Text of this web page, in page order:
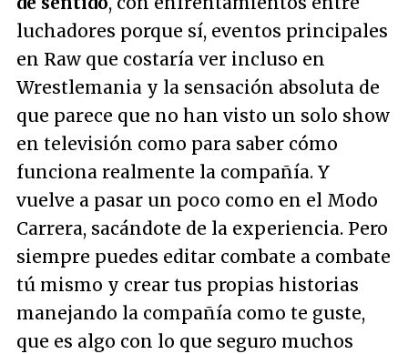
luchadores porque sí, eventos principales
en Raw que costaría ver incluso en
Wrestlemania y la sensación absoluta de
que parece que no han visto un solo show
en televisión como para saber cómo
funciona realmente la compañía. Y
vuelve a pasar un poco como en el Modo
Carrera, sacándote de la experiencia. Pero
siempre puedes editar combate a combate
tú mismo y crear tus propias historias
manejando la compañía como te guste,
que es algo con lo que seguro muchos